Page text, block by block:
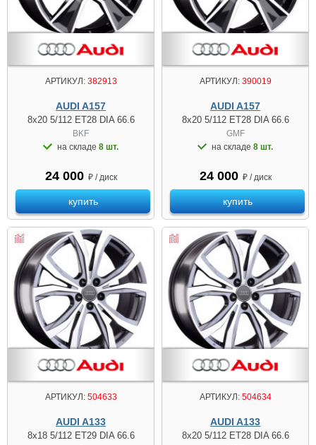
АРТИКУЛ:382913
AUDI A157
8x20 5/112 ET28 DIA 66.6
BKF
на складе 8 шт.
24 000 ₽ / диск
купить
АРТИКУЛ:390019
AUDI A157
8x20 5/112 ET28 DIA 66.6
GMF
на складе 8 шт.
24 000 ₽ / диск
купить
АРТИКУЛ:504633
AUDI A133
8x18 5/112 ET29 DIA 66.6
АРТИКУЛ:504634
AUDI A133
8x20 5/112 ET28 DIA 66.6